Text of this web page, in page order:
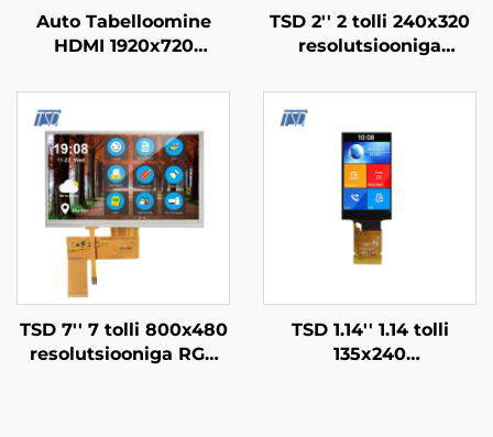
Auto Tabelloomine
HDMI 1920x720
Stuuri TFT LCD Ekraan
12.3" PCAP-ga
TSD 2'' 2 tolli 240x320
resolutsiooniga
IPS TFT LCD ekraan
lcd näitamismoodulid
TSD 7'' 7 tolli 800x480
resolutsiooniga RGB
TSD 1.14'' 1.14 tolli
135x240